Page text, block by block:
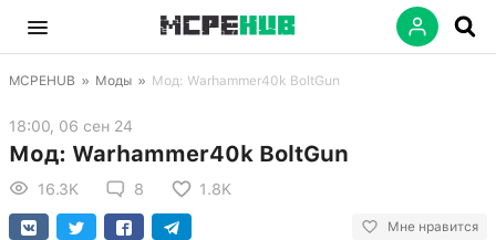
MCPEHUB » Моды » Мод: Warhammer40k BoltGun
18:00, 06 сен 24
Мод: Warhammer40k BoltGun
16.3K 8 1.8K
Мне нравится